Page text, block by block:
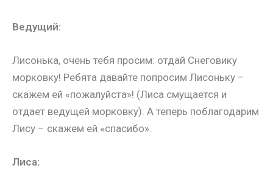
Ведущий:
Лисонька, очень тебя просим: отдай Снеговику
морковку! Ребята давайте попросим Лисоньку –
скажем ей «пожалуйста»! (Лиса смущается и
отдает ведущей морковку). А теперь поблагодарим
Лису – скажем ей «спасибо».
Лиса: